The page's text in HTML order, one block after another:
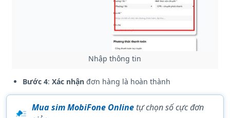
Nhập thông tin
Bước 4: Xác nhận đơn hàng là hoàn thành
Mua sim MobiFone Online tự chọn số cực đơn